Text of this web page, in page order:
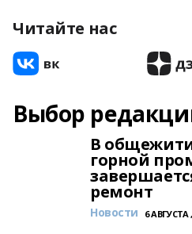
Читайте нас
Выбор
В
горной
ремонт
Новости 6 АВГУСТА